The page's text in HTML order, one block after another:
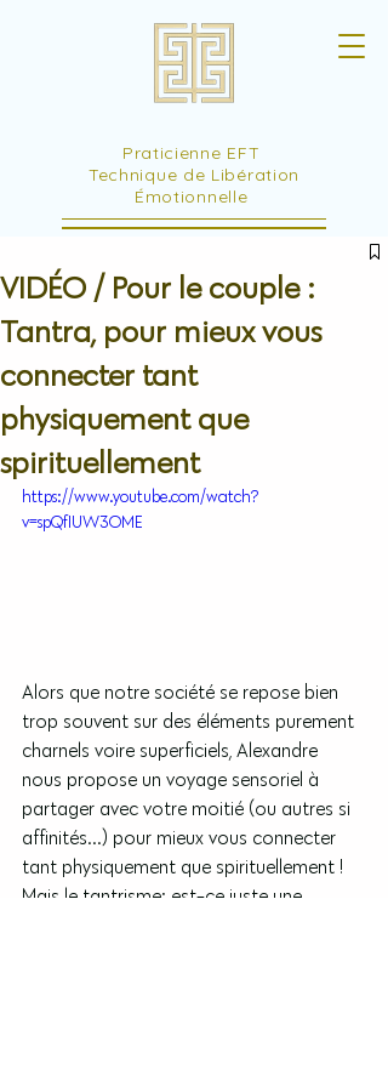
Praticienne EFT
Technique de Libération
Émotionnelle
VIDÉO / Pour le couple :
Tantra, pour mieux vous
connecter tant
physiquement que
spirituellement
https://www.youtube.com/watch?
v=spQfIUW3OME
Alors que notre société se repose bien
trop souvent sur des éléments purement
charnels voire superficiels, Alexandre
nous propose un voyage sensoriel à
partager avec votre moitié (ou autres si
affinités...) pour mieux vous connecter
tant physiquement que spirituellement !
Mais le tantrisme: est-ce juste une